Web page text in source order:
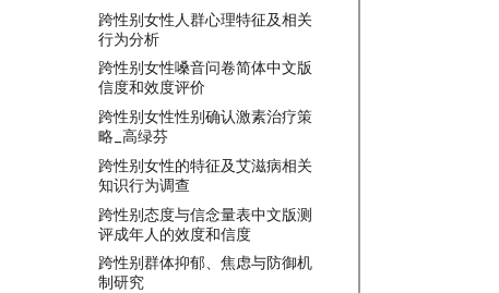
跨性别女性人群心理特征及相关
行为分析
跨性别女性嗓音问卷简体中文版
信度和效度评价
跨性别女性性别确认激素治疗策
略_高绿芬
跨性别女性的特征及艾滋病相关
知识行为调查
跨性别态度与信念量表中文版测
评成年人的效度和信度
跨性别群体抑郁、焦虑与防御机
制研究